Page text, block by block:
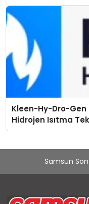
Kleen-Hy-Dro-Gen
Hidrojen Isıtma
Düzenleyici
Samsun